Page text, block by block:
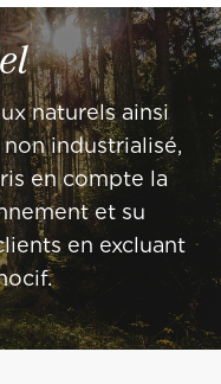
naturels ainsi
industrialisé,
en compte la
et su
en excluant